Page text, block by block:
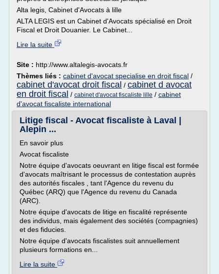
Alta legis, Cabinet d'Avocats à lille
ALTA LEGIS est un Cabinet d'Avocats spécialisé en Droit
Fiscal et Droit Douanier. Le Cabinet...
Lire la suite
Site : http://www.altalegis-avocats.fr
Thèmes liés : cabinet d'avocat specialise en droit fiscal /
cabinet d'avocat droit fiscal / cabinet d avocat
en droit fiscal / cabinet d'avocat fiscaliste lille / cabinet
d'avocat fiscaliste international
Litige fiscal - Avocat fiscaliste à Laval |
Alepin ...
En savoir plus
Avocat fiscaliste
Notre équipe d'avocats oeuvrant en litige fiscal est formée
d'avocats maîtrisant le processus de contestation auprès
des autorités fiscales , tant l'Agence du revenu du
Québec (ARQ) que l'Agence du revenu du Canada
(ARC).
Notre équipe d'avocats de litige en fiscalité représente
des individus, mais également des sociétés (compagnies)
et des fiducies.
Notre équipe d'avocats fiscalistes suit annuellement
plusieurs formations en...
Lire la suite